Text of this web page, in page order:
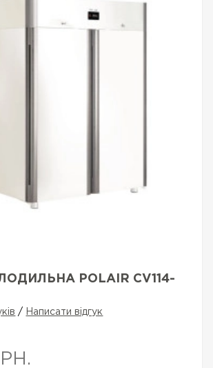
POLAIR CV114-
/ Написати відгук